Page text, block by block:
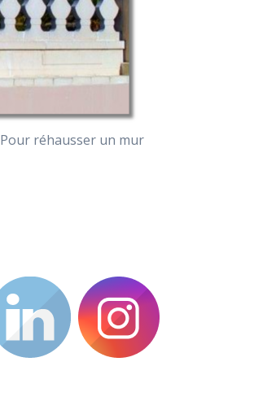
Pour réhausser un mur